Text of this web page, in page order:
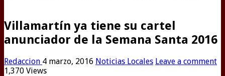
Villamartín ya tiene su cartel
anunciador de la Semana Santa 2016
Redaccion 4 marzo, 2016 Noticias Locales Leave a comment
1,370 Views